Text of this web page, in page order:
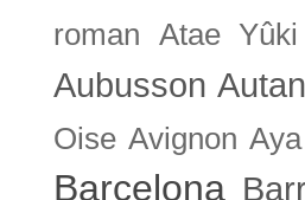
roman Atae Yûki
Aubusson
Oise Avignon
Barcelona